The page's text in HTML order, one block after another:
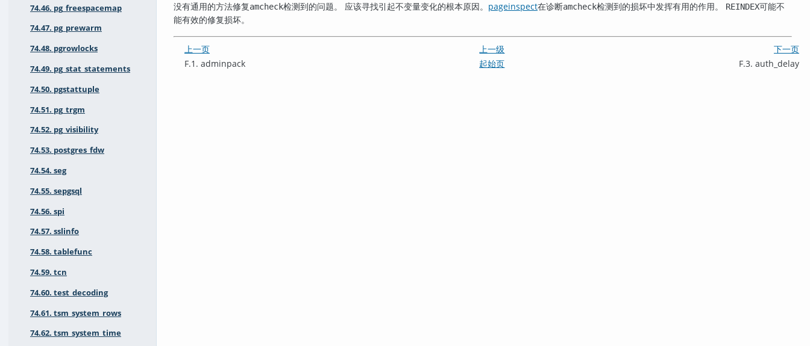
74.46. pg_freespacemap
74.47. pg_prewarm
74.48. pgrowlocks
74.49. pg_stat_statements
74.50. pgstattuple
74.51. pg_trgm
74.52. pg_visibility
74.53. postgres_fdw
74.54. seg
74.55. sepgsql
74.56. spi
74.57. sslinfo
74.58. tablefunc
74.59. tcn
74.60. test_decoding
74.61. tsm_system_rows
74.62. tsm_system_time
没有通用的方法修复amcheck检测到的问题。 应该寻找引起不变量变化的根本原因。 pageinspect在诊断amcheck检测到的损坏中发挥有用的作用。 REINDEX可能不
能有效的修复损坏。
上一页 上一级
下一页
F.1. adminpack
起始页 F.3. auth_delay